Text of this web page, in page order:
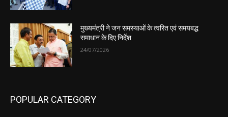
मुख्यमंत्री ने जन समस्याओं के त्वरित एवं समयबद्ध
समाधान के दिए निर्देश
24/07/2026
POPULAR CATEGORY